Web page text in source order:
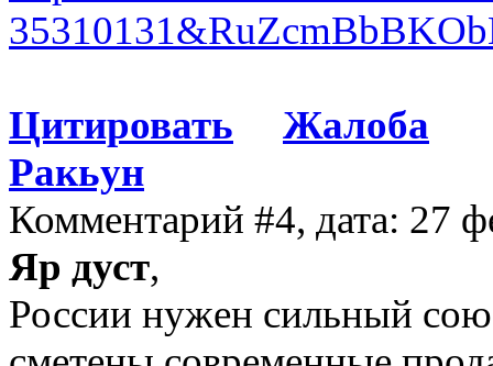
Цитировать
Жалоба
Ракьун
Комментарий #4, дата: 27
Яр дуст,
России нужен сильный